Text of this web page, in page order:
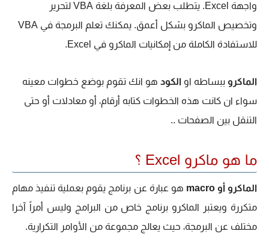
واجهة Excel.
يتطلب بعض المعرفة بلغة VBA لتحرير
وتخصيص الماكرو بشكل أعمق. يمكنك تعلم البرمجة في VBA
للاستفادة الكاملة من إمكانيات الماكرو في Excel.
الماكرو ببساطه او الكود هو انك تقوم بوضع خطوات معينه
سواء ان كانت هذه الخطوات كتابه أرقام، أو معادلات أو حتى
التنقل بين الصفحات ..
ما هو ماكرو Excel ؟
الماكرو أو macro
هو عبارة عن برنامج يقوم بعملية تنفيذ مهام
متكررة ويعتبر الماكرو برنامج خاص من البرامج وليس أمراً آخرا
مختلف عن البرمجة، حيث يعالج مجموعة من الأوامر التكرارية.